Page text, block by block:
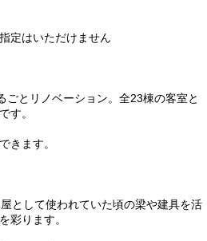
定はいただけません
とリノベーション。全23棟の客室と
す。
きます。
として使われていた頃の梁や建具を活
彩ります。